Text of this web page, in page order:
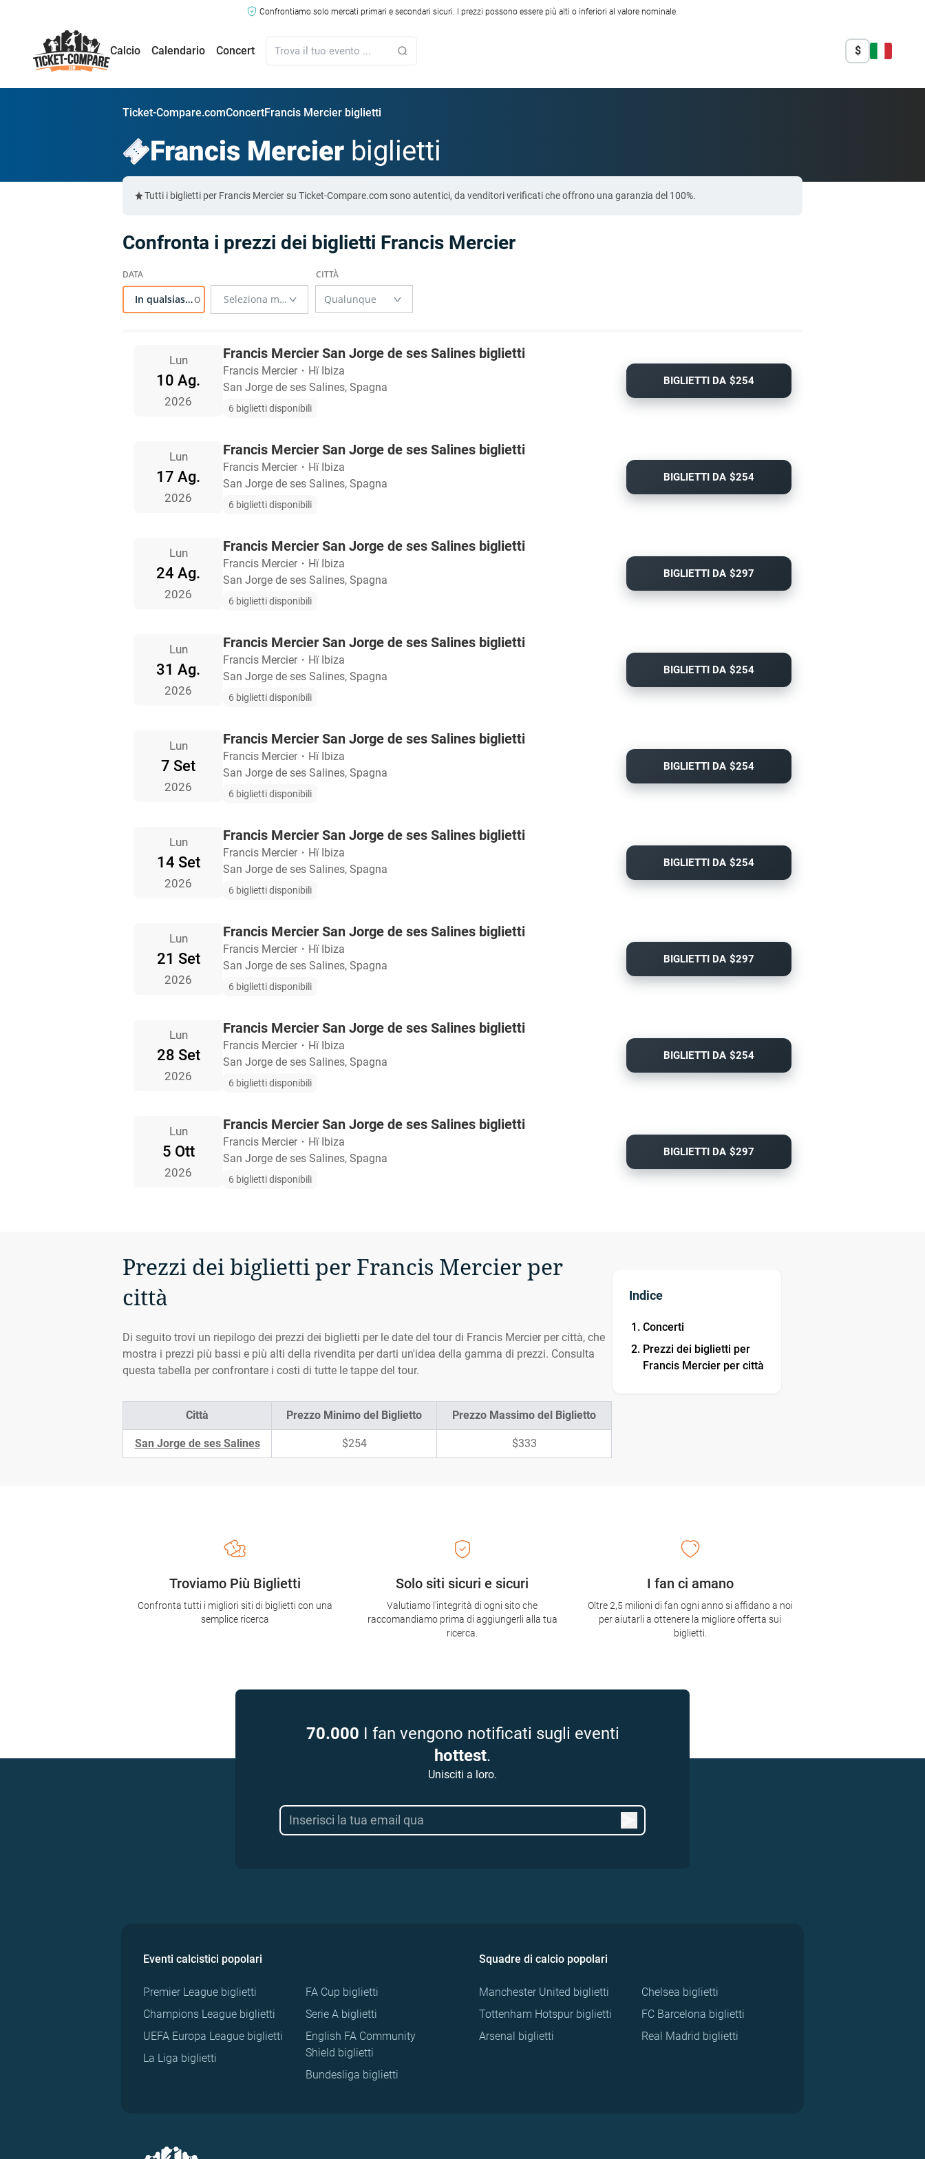
Confrontiamo solo mercati primari e secondari sicuri. I prezzi possono essere più alti o inferiori al valore nominale.
Calcio Calendario Concert $
Ticket-Compare.comConcertFrancis Mercier biglietti
Francis Mercier biglietti
Tutti i biglietti per Francis Mercier su Ticket-Compare.com sono autentici, da venditori verificati che offrono una garanzia del 100%.
Confronta i prezzi dei biglietti Francis Mercier
In qualsiasi momento
Lun
10 Ag.
2026
Francis Mercier San Jorge de ses Salines biglietti
Francis Mercier・ Hï Ibiza
San Jorge de ses Salines, Spagna
6 biglietti disponibili
BIGLIETTI DA $254
Lun
17 Ag.
2026
Francis Mercier San Jorge de ses Salines biglietti
Francis Mercier・ Hï Ibiza
San Jorge de ses Salines, Spagna
6 biglietti disponibili
BIGLIETTI DA $254
Lun
24 Ag.
2026
Francis Mercier San Jorge de ses Salines biglietti
Francis Mercier・ Hï Ibiza
San Jorge de ses Salines, Spagna
6 biglietti disponibili
BIGLIETTI DA $297
Lun
31 Ag.
2026
Francis Mercier San Jorge de ses Salines biglietti
Francis Mercier・ Hï Ibiza
San Jorge de ses Salines, Spagna
6 biglietti disponibili
BIGLIETTI DA $254
Lun
7 Set
2026
Francis Mercier San Jorge de ses Salines biglietti
Francis Mercier・ Hï Ibiza
San Jorge de ses Salines, Spagna
6 biglietti disponibili
BIGLIETTI DA $254
Lun
14 Set
2026
Francis Mercier San Jorge de ses Salines biglietti
Francis Mercier・ Hï Ibiza
San Jorge de ses Salines, Spagna
6 biglietti disponibili
BIGLIETTI DA $254
Lun
21 Set
2026
Francis Mercier San Jorge de ses Salines biglietti
Francis Mercier・ Hï Ibiza
San Jorge de ses Salines, Spagna
6 biglietti disponibili
BIGLIETTI DA $297
Lun
28 Set
2026
Francis Mercier San Jorge de ses Salines biglietti
Francis Mercier・ Hï Ibiza
San Jorge de ses Salines, Spagna
6 biglietti disponibili
BIGLIETTI DA $254
Lun
5 Ott
2026
Francis Mercier San Jorge de ses Salines biglietti
Francis Mercier・ Hï Ibiza
San Jorge de ses Salines, Spagna
6 biglietti disponibili
BIGLIETTI DA $297
Prezzi dei biglietti per Francis Mercier per
città
Di seguito trovi un riepilogo dei prezzi dei biglietti per le date del tour di Francis Mercier per città, che
mostra i prezzi più bassi e più alti della rivendita per darti un'idea della gamma di prezzi. Consulta
questa tabella per confrontare i costi di tutte le tappe del tour.
Città Prezzo Minimo del Biglietto Prezzo Massimo del Biglietto
San Jorge de ses Salines $254 $333
Indice
Concerti
Prezzi dei biglietti per
Francis Mercier per città
Solo siti sicuri e sicuri
Valutiamo l'integrità di ogni sito che
raccomandiamo prima di aggiungerli alla tua
ricerca.
Troviamo Più Biglietti
Confronta tutti i migliori siti di biglietti con una
semplice ricerca
I fan ci amano
Oltre 2,5 milioni di fan ogni anno si affidano a noi
per aiutarli a ottenere la migliore offerta sui
biglietti.
70.000 I fan vengono notificati sugli eventi
hottest.
Unisciti a loro.
Eventi calcistici popolari
Premier League biglietti
Champions League biglietti
UEFA Europa League biglietti
La Liga biglietti
FA Cup biglietti
Serie A biglietti
English FA Community
Shield biglietti
Bundesliga biglietti
Squadre di calcio popolari
Manchester United biglietti
Tottenham Hotspur biglietti
Arsenal biglietti
Chelsea biglietti
FC Barcelona biglietti
Real Madrid biglietti